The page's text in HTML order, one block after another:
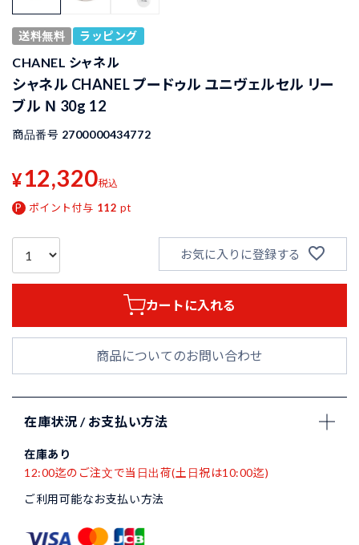
送料無料 ラッピング
CHANEL シャネル
シャネル CHANEL プードゥル ユニヴェルセル リー
ブル Ｎ 30g 12
商品番号 2700000434772
¥12,320税込
ポイント付与 112 pt
お気に入りに登録する
カートに入れる
商品についてのお問い合わせ
在庫状況 / お支払い方法
在庫あり
12:00迄のご注文で当日出荷(土日祝は10:00迄)
ご利用可能なお支払い方法